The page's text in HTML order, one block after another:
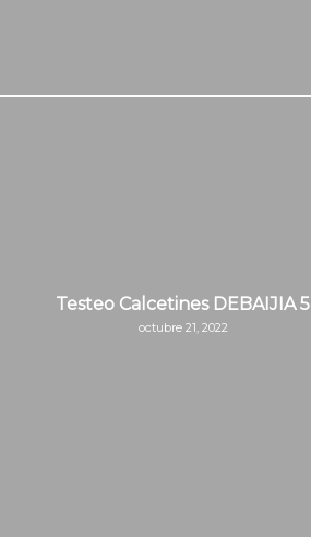
Testeo Calcetines DEBAIJIA 5
octubre 21, 2022